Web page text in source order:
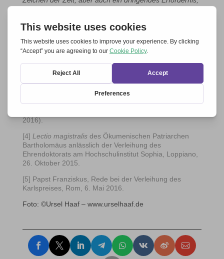
heute und morgen., Lectio magistralis von Kard. J.
Ratzinger, 13. Mai 2004, Bibliothek des Senats, Rom.
bei der Vollversammlung der Deutschen
Handwerker, Düsseldorf, 27. April 1952. Zitiert von Papst
2016).
[4] Lectio magistralis des Ökumenischen Patriarchen
Bartholomäus anlässlich der Verleihung des
Ehrendoktorats am Hochschulinstitut Sophia, Loppiano,
26. Oktober 2015.
[5] Papst Franziskus, Rede bei der Verleihung des
Karlspreises, Rom, 6. Mai 2016.
Foto: ©Ursel Haaf – www.urselhaaf.de